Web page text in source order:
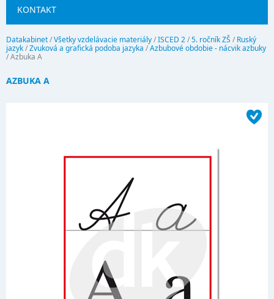
KONTAKT
Datakabinet/Všetky vzdelávacie materiály/ISCED 2/5. ročník ZŠ / Ruský
jazyk/Zvuková a grafická podoba jazyka /Azbubové obdobie - nácvik azbuky
/Azbuka A
AZBUKA A